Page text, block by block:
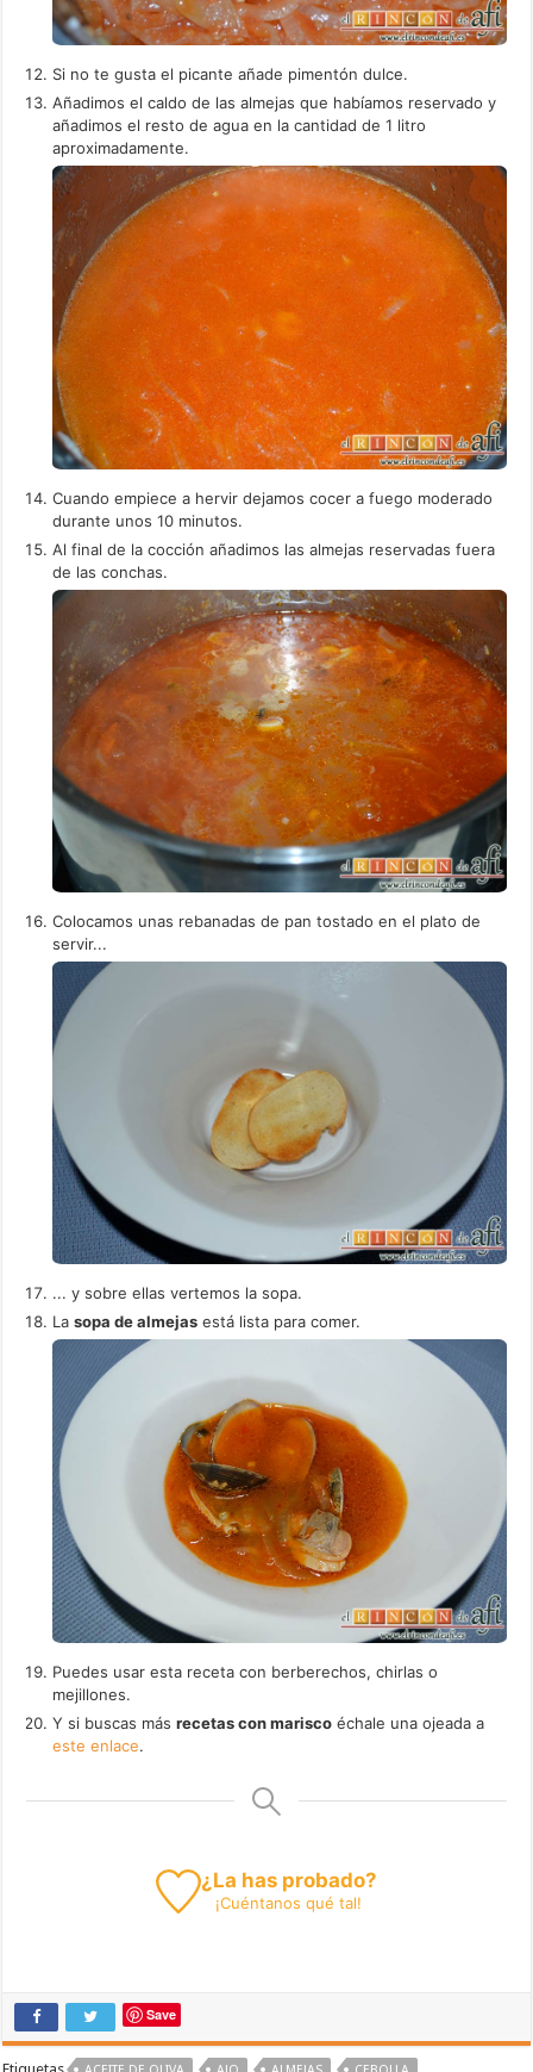
Si no te gusta el picante añade pimentón dulce.
Añadimos el caldo de las almejas que habíamos reservado y
añadimos el resto de agua en la cantidad de 1 litro
aproximadamente.
Cuando empiece a hervir dejamos cocer a fuego moderado
durante unos 10 minutos.
Al final de la cocción añadimos las almejas reservadas fuera
de las conchas.
Colocamos unas rebanadas de pan tostado en el plato de
servir...
... y sobre ellas vertemos la sopa.
Lasopa de almejas está lista para comer.
Puedes usar esta receta con berberechos, chirlas o
mejillones.
Y si buscas másrecetas con marisco échale una ojeada a
este enlace.
¿La has probado?
¡Cuéntanos qué tal!
Save
Etiquetas